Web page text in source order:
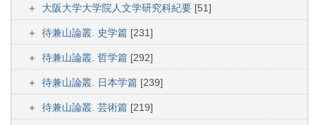
大阪大学大学院人文学研究科紀要 [51]
待兼山論叢. 史学篇 [231]
待兼山論叢. 哲学篇 [292]
待兼山論叢. 日本学篇 [239]
待兼山論叢. 芸術篇 [219]